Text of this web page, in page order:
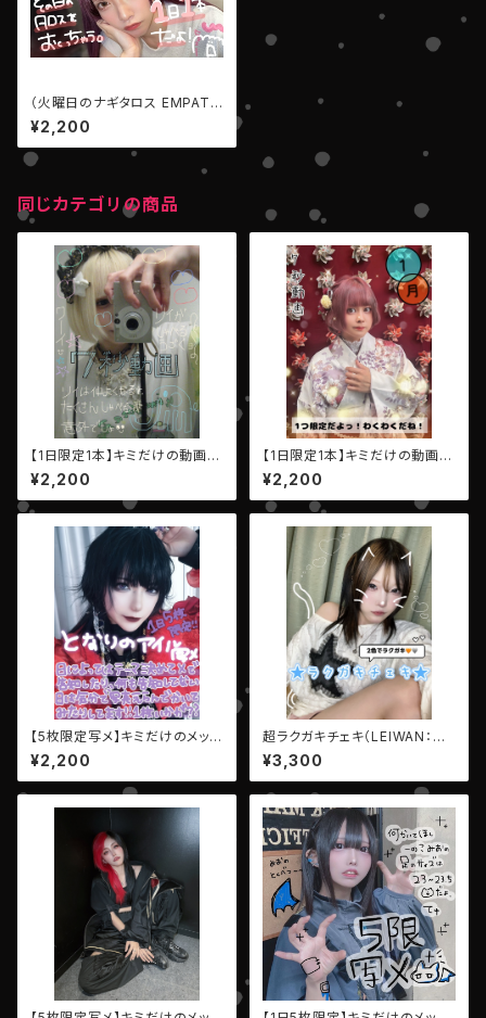
（火曜日のナギタロス EMPATH
Y）【1日1本限定】キミだけのメッ
セージ7秒動画
¥2,200
同じカテゴリの商品
【1日限定1本】キミだけの動画
（7秒）【AIBECK・リイ】
¥2,200
【1日限定1本】キミだけの動画
（7秒）【AIBECK・ひなたゆか】
¥2,200
【5枚限定写メ】キミだけのメッセ
ージ写メ【AIBECK・となりのア
イル】
¥2,200
超ラクガキチェキ（LEIWAN：ユ
ウヒ・リコ）
¥3,300